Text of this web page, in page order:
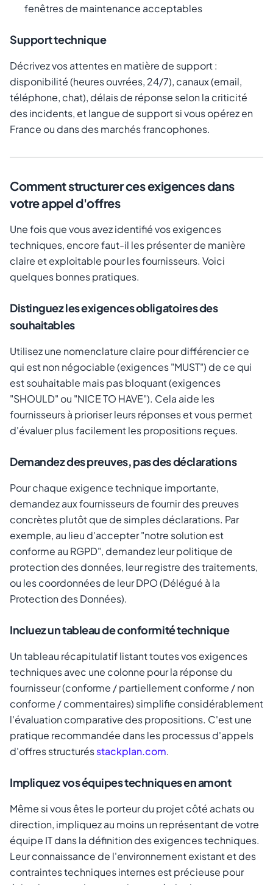
fenêtres de maintenance acceptables
Support technique
Décrivez vos attentes en matière de support :
disponibilité (heures ouvrées, 24/7), canaux (email,
téléphone, chat), délais de réponse selon la criticité
des incidents, et langue de support si vous opérez en
France ou dans des marchés francophones.
Comment structurer ces exigences dans
votre appel d'offres
Une fois que vous avez identifié vos exigences
techniques, encore faut-il les présenter de manière
claire et exploitable pour les fournisseurs. Voici
quelques bonnes pratiques.
Distinguez les exigences obligatoires des
souhaitables
Utilisez une nomenclature claire pour différencier ce
qui est non négociable (exigences "MUST") de ce qui
est souhaitable mais pas bloquant (exigences
"SHOULD" ou "NICE TO HAVE"). Cela aide les
fournisseurs à prioriser leurs réponses et vous permet
d'évaluer plus facilement les propositions reçues.
Demandez des preuves, pas des déclarations
Pour chaque exigence technique importante,
demandez aux fournisseurs de fournir des preuves
concrètes plutôt que de simples déclarations. Par
exemple, au lieu d'accepter "notre solution est
conforme au RGPD", demandez leur politique de
protection des données, leur registre des traitements,
ou les coordonnées de leur DPO (Délégué à la
Protection des Données).
Incluez un tableau de conformité technique
Un tableau récapitulatif listant toutes vos exigences
techniques avec une colonne pour la réponse du
fournisseur (conforme / partiellement conforme / non
conforme / commentaires) simplifie considérablement
l'évaluation comparative des propositions. C'est une
pratique recommandée dans les processus d'appels
d'offres structurésstackplan.com.
Impliquez vos équipes techniques en amont
Même si vous êtes le porteur du projet côté achats ou
direction, impliquez au moins un représentant de votre
équipe IT dans la définition des exigences techniques.
Leur connaissance de l'environnement existant et des
contraintes techniques internes est précieuse pour